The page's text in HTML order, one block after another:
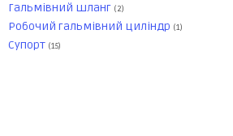
Гальмівний шланг (2)
Робочий гальмівний циліндр (1)
Супорт (15)